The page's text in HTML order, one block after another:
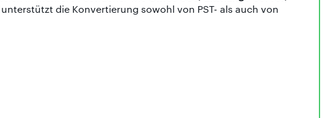
die Konvertierung sowohl von PST- als auch von